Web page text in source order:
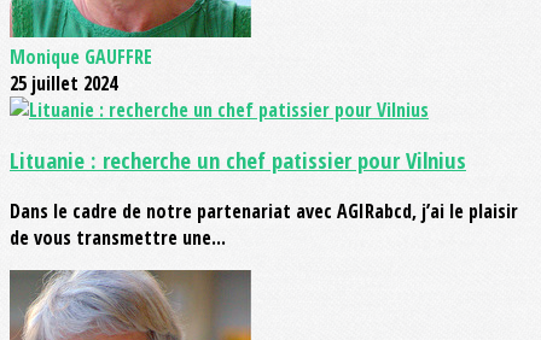
Monique GAUFFRE
25 juillet 2024
Lituanie : recherche un chef patissier pour Vilnius
Dans le cadre de notre partenariat avec AGIRabcd, j’ai le plaisir
de vous transmettre une...